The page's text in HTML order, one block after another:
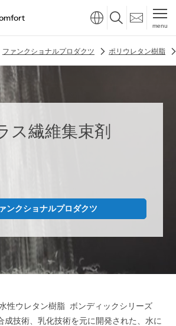
menu
ファンクショナルプロダクツ ポリウレタン樹脂
ス繊維集束剤
ンクショナルプロダクツ
性ウレタン樹脂 ボンディックシリーズ
成技術、乳化技術を元に開発された、水に